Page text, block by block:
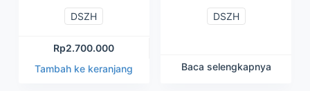
Rp2.700.000
Tambah ke keranjang
DSZH
Baca selengkapnya
DSZH